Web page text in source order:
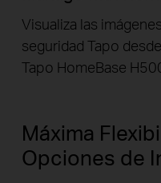
Visualiza las
seguridad Tapo
Tapo HomeBase
Máxima
Opciones de